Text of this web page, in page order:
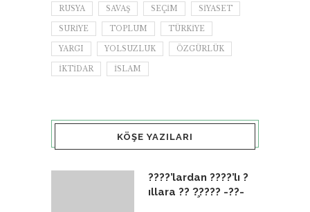
RUSYA SAVAŞ SEÇIM SIYASET
SURIYE TOPLUM TÜRKIYE
YARGI YOLSUZLUK ÖZGÜRLÜK
İKTIDAR İSLAM
KÖŞE YAZILARI
????’lardan ????’lı ?
ıllara ?? ?̧???? -??-